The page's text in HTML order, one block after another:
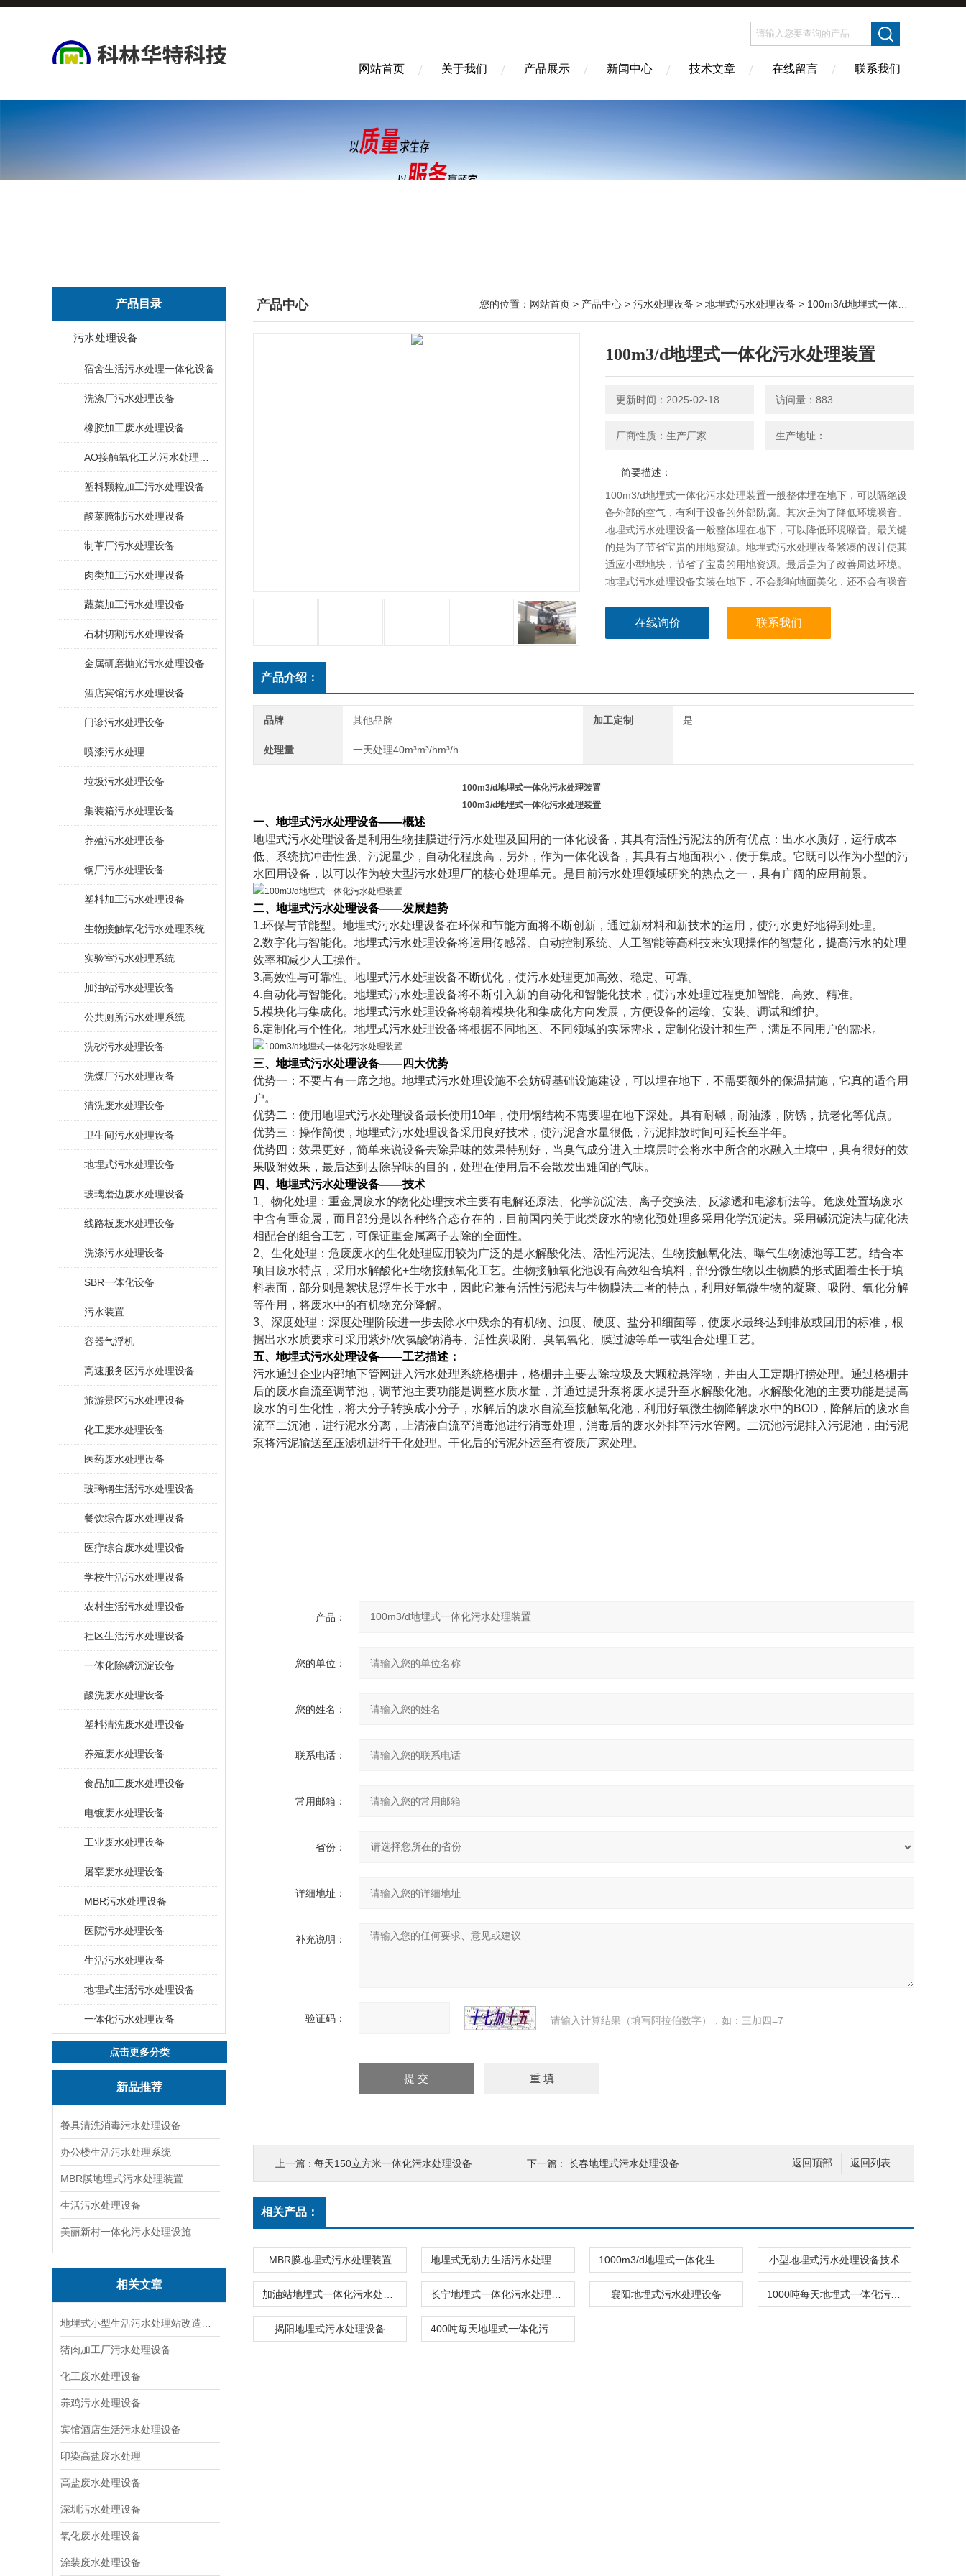
网站首页 关于我们 产品展示 新闻中心 技术文章 在线留言 联系我们
产品目录
污水处理设备
宿舍生活污水处理一体化设备
洗涤厂污水处理设备
橡胶加工废水处理设备
塑料颗粒加工污水处理设备
酸菜腌制污水处理设备
制革厂污水处理设备
肉类加工污水处理设备
蔬菜加工污水处理设备
石材切割污水处理设备
金属研磨抛光污水处理设备
酒店宾馆污水处理设备
门诊污水处理设备
喷漆污水处理
垃圾污水处理设备
集装箱污水处理设备
养殖污水处理设备
钢厂污水处理设备
塑料加工污水处理设备
生物接触氧化污水处理系统
​实验室污水处理系统
加油站污水处理设备
公共厕所污水处理系统
洗砂污水处理设备
洗煤厂污水处理设备
清洗废水处理设备
卫生间污水处理设备
地埋式污水处理设备
玻璃磨边废水处理设备
线路板废水处理设备
洗涤污水处理设备
SBR一体化设备
污水装置
容器气浮机
高速服务区污水处理设备
旅游景区污水处理设备
化工废水处理设备
医药废水处理设备
玻璃钢生活污水处理设备
餐饮综合废水处理设备
医疗综合废水处理设备
学校生活污水处理设备
农村生活污水处理设备
社区生活污水处理设备
一体化除磷沉淀设备
酸洗废水处理设备
塑料清洗废水处理设备
养殖废水处理设备
食品加工废水处理设备
电镀废水处理设备
工业废水处理设备
屠宰废水处理设备
MBR污水处理设备
医院污水处理设备
生活污水处理设备
地埋式生活污水处理设备
一体化污水处理设备
点击更多分类
新品推荐
餐具清洗消毒污水处理设备
办公楼生活污水处理系统
MBR膜地埋式污水处理装置
生活污水处理设备
美丽新村一体化污水处理设施
相关文章
猪肉加工厂污水处理设备
化工废水处理设备
养鸡污水处理设备
宾馆酒店生活污水处理设备
印染高盐废水处理
高盐废水处理设备
深圳污水处理设备
氧化废水处理设备
涂装废水处理设备
产品中心 您的位置： 网站首页 > 产品中心 > 污水处理设备 > 地埋式污水处理设备 > 100m3/d地埋式一体化污水处理装置
100m3/d地埋式一体化污水处理装置
更新时间：2025-02-18 访问量：883
厂商性质：生产厂家 生产地址：
简要描述：
100m3/d地埋式一体化污水处理装置一般整体埋在地下，可以隔绝设
备外部的空气，有利于设备的外部防腐。其次是为了降低环境噪音。
地埋式污水处理设备一般整体埋在地下，可以降低环境噪音。最关键
的是为了节省宝贵的用地资源。地埋式污水处理设备紧凑的设计使其
适应小型地块，节省了宝贵的用地资源。最后是为了改善周边环境。
地埋式污水处理设备安装在地下，不会影响地面美化，还不会有噪音
在线询价 联系我们
产品介绍：
品牌 其他品牌 加工定制 是
处理量 一天处理40m³m³/hm³/h
100m3/d地埋式一体化污水处理装置
100m3/d地埋式一体化污水处理装置
一、 地埋式污水处理设备——概述
地埋式污水处理设备是利用生物挂膜进行污水处理及回用的一体化设备，其具有活性污泥法的所有优点：出水水质好，运行成本
低、系统抗冲击性强、污泥量少，自动化程度高，另外，作为一体化设备，其具有占地面积小，便于集成。它既可以作为小型的污
水回用设备，以可以作为较大型污水处理厂的核心处理单元。是目前污水处理领域研究的热点之一，具有广阔的应用前景。
二、地埋式污水处理设备——发展趋势
1.环保与节能型。地埋式污水处理设备在环保和节能方面将不断创新，通过新材料和新技术的运用，使污水更好地得到处理。
2.数字化与智能化。地埋式污水处理设备将运用传感器、自动控制系统、人工智能等高科技来实现操作的智慧化，提高污水的处理
效率和减少人工操作。
3.高效性与可靠性。地埋式污水处理设备不断优化，使污水处理更加高效、稳定、可靠。
4.自动化与智能化。地埋式污水处理设备将不断引入新的自动化和智能化技术，使污水处理过程更加智能、高效、精准。
5.模块化与集成化。地埋式污水处理设备将朝着模块化和集成化方向发展，方便设备的运输、安装、调试和维护。
6.定制化与个性化。地埋式污水处理设备将根据不同地区、不同领域的实际需求，定制化设计和生产，满足不同用户的需求。
三、地埋式污水处理设备——四大优势
优势一：不要占有一席之地。地埋式污水处理设施不会妨碍基础设施建设，可以埋在地下，不需要额外的保温措施，它真的适合用
户。
优势二：使用地埋式污水处理设备最长使用10年，使用钢结构不需要埋在地下深处。具有耐碱，耐油漆，防锈，抗老化等优点。
优势三：操作简便，地埋式污水处理设备采用良好技术，使污泥含水量很低，污泥排放时间可延长至半年。
优势四：效果更好，简单来说设备去除异味的效果特别好，当臭气成分进入土壤层时会将水中所含的水融入土壤中，具有很好的效
果吸附效果，最后达到去除异味的目的，处理在使用后不会散发出难闻的气味。
四、地埋式污水处理设备——技术
1、物化处理：重金属废水的物化处理技术主要有电解还原法、化学沉淀法、离子交换法、反渗透和电渗析法等。危废处置场废水
中含有重金属，而且部分是以各种络合态存在的，目前国内关于此类废水的物化预处理多采用化学沉淀法。采用碱沉淀法与硫化法
相配合的组合工艺，可保证重金属离子去除的全面性。
2、生化处理：危废废水的生化处理应用较为广泛的是水解酸化法、活性污泥法、生物接触氧化法、曝气生物滤池等工艺。结合本
项目废水特点，采用水解酸化+生物接触氧化工艺。生物接触氧化池设有高效组合填料，部分微生物以生物膜的形式固着生长于填
料表面，部分则是絮状悬浮生长于水中，因此它兼有活性污泥法与生物膜法二者的特点，利用好氧微生物的凝聚、吸附、氧化分解
等作用，将废水中的有机物充分降解。
3、深度处理：深度处理阶段进一步去除水中残余的有机物、浊度、硬度、盐分和细菌等，使废水最终达到排放或回用的标准，根
据出水水质要求可采用紫外/次氯酸钠消毒、活性炭吸附、臭氧氧化、膜过滤等单一或组合处理工艺。
五、地埋式污水处理设备——工艺描述：
污水通过企业内部地下管网进入污水处理系统格栅井，格栅井主要去除垃圾及大颗粒悬浮物，并由人工定期打捞处理。通过格栅井
后的废水自流至调节池，调节池主要功能是调整水质水量，并通过提升泵将废水提升至水解酸化池。水解酸化池的主要功能是提高
废水的可生化性，将大分子转换成小分子，水解后的废水自流至接触氧化池，利用好氧微生物降解废水中的BOD，降解后的废水自
流至二沉池，进行泥水分离，上清液自流至消毒池进行消毒处理，消毒后的废水外排至污水管网。二沉池污泥排入污泥池，由污泥
泵将污泥输送至压滤机进行干化处理。干化后的污泥外运至有资质厂家处理。
产品：
您的单位：
您的姓名：
联系电话：
常用邮箱：
省份：
详细地址：
补充说明：
验证码： 请输入计算结果（填写阿拉伯数字），如：三加四=7
返回列表
返回顶部
上一篇 : 每天150立方米一体化污水处理设备 下一篇 : 长春地埋式污水处理设备
相关产品：
MBR膜地埋式污水处理装置 小型地埋式污水处理设备技术
襄阳地埋式污水处理设备
揭阳地埋式污水处理设备